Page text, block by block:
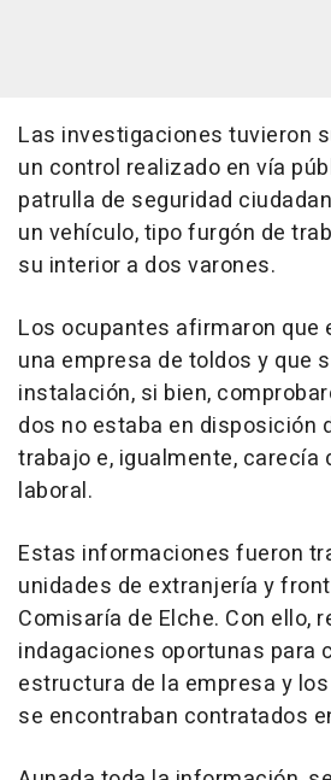
Las investigaciones tuvieron
un control realizado en vía
patrulla de seguridad
un vehículo, tipo furgón de
su interior a dos varones.
Los ocupantes afirmaron que
una empresa de toldos y que
instalación, si bien,
dos no estaba en disposición
trabajo e, igualmente, carecía
laboral.
Estas informaciones fueron
unidades de extranjería y
Comisaría de Elche. Con ello,
indagaciones oportunas para
estructura de la empresa y
se encontraban contratados